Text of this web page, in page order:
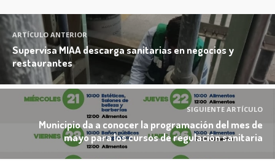
ARTÍCULO ANTERIOR
Supervisa MIAA descarga sanitarias en negocios y
restaurantes
SIGUIENTE ARTÍCULO
Municipio da a conocer la programación del mes de
mayo para los cursos de regulación sanitaria